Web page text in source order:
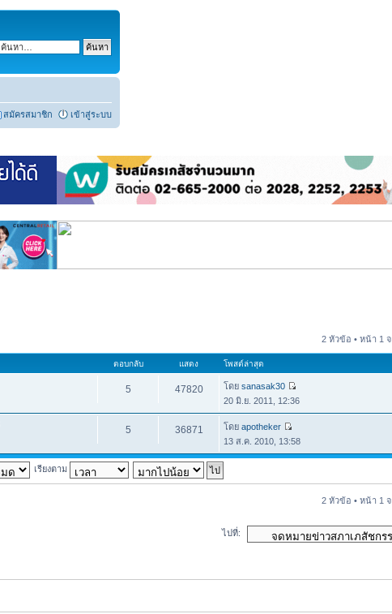
สมัครสมาชิก เข้าสู่ระบบ
2 หัวข้อ • หน้า 1
ตอบกลับ แสดง โพสต์ล่าสุด
5 47820 โดยsanasak30
20 มิ.ย. 2011, 12:36
5 36871 โดยapotheker
13 ส.ค. 2010, 13:58
เรียงตาม
2 หัวข้อ • หน้า 1
ไปที่: